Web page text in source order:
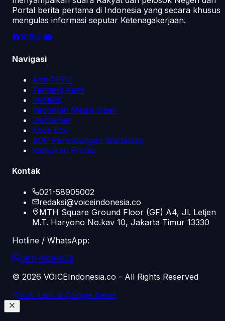
Portal berita pertama di Indonesia yang secara khusus
mengulas informasi seputar Ketenagakerjaan.
Navigasi
Anti-TPPO
Tentang Kami
Redaksi
Pedoman Media Siber
Disclaimer
Kode Etik
SOP Perlindungan Wartawan
Kebijakan Privasi
Kontak
021-58905002
redaksi@voiceindonesia.co
MTH Square Ground Floor (GF) A4, Jl. Letjen
M.T. Haryono No.kav 10, Jakarta Timur 13330
Hotline / WhatsApp:
0811-809-073
© 2026 VOICEIndonesia.co - All Rights Reserved
Ikuti kami di Google News